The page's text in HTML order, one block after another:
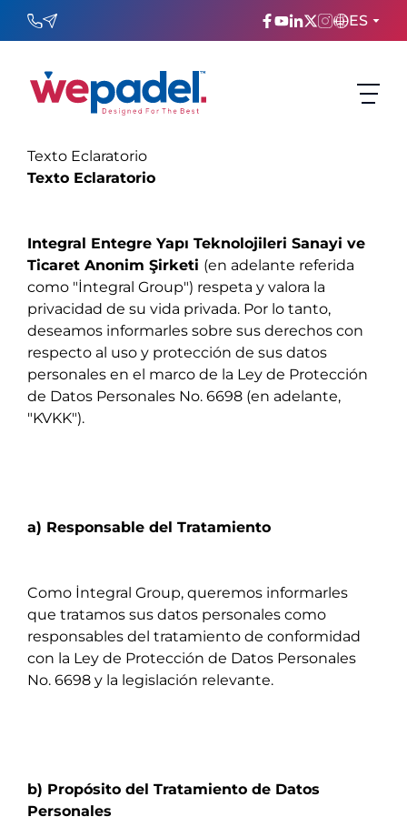
ES
ENGLISH
عربي
Texto Eclaratorio
Texto Eclaratorio
Integral Entegre Yapı Teknolojileri Sanayi ve
Ticaret Anonim Şirketi (en adelante referida
como "İntegral Group") respeta y valora la
privacidad de su vida privada. Por lo tanto,
deseamos informarles sobre sus derechos con
respecto al uso y protección de sus datos
personales en el marco de la Ley de Protección
de Datos Personales No. 6698 (en adelante,
"KVKK").
a) Responsable del Tratamiento
Como İntegral Group, queremos informarles
que tratamos sus datos personales como
responsables del tratamiento de conformidad
con la Ley de Protección de Datos Personales
No. 6698 y la legislación relevante.
b) Propósito del Tratamiento de Datos
Personales